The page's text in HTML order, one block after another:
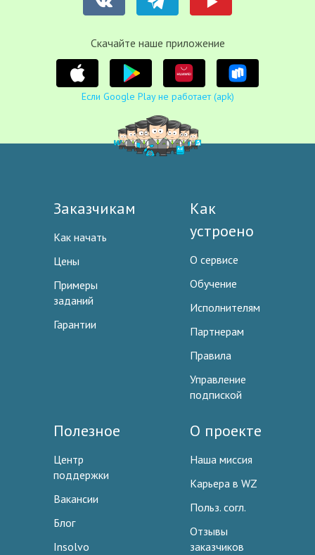
Cкачайте наше приложение
Если Google Play не работает (apk)
Заказчикам
Как начать
Цены
Примеры
заданий
Гарантии
Как
устроено
О сервисе
Обучение
Исполнителям
Партнерам
Правила
Управление
подпиской
Полезное
Центр
поддержки
Вакансии
Блог
Insolvo
О проекте
Наша миссия
Карьера в WZ
Польз. согл.
Отзывы
заказчиков